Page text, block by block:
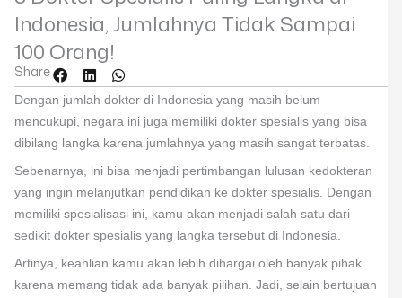
Indonesia, Jumlahnya Tidak Sampai
100 Orang!
Share
Dengan jumlah dokter di Indonesia yang masih belum
mencukupi, negara ini juga memiliki dokter spesialis yang bisa
dibilang langka karena jumlahnya yang masih sangat terbatas.
Sebenarnya, ini bisa menjadi pertimbangan lulusan kedokteran
yang ingin melanjutkan pendidikan ke dokter spesialis. Dengan
memiliki spesialisasi ini, kamu akan menjadi salah satu dari
sedikit dokter spesialis yang langka tersebut di Indonesia.
Artinya, keahlian kamu akan lebih dihargai oleh banyak pihak
karena memang tidak ada banyak pilihan. Jadi, selain bertujuan